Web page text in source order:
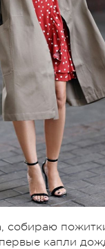
собираю
капли